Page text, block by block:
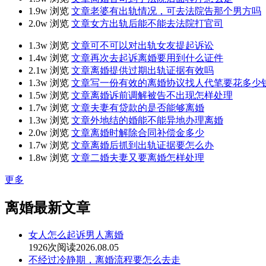
1.9w 浏览 文章老婆有出轨情况，可去法院告那个男方吗
2.0w 浏览 文章女方出轨后能不能去法院打官司
1.3w 浏览 文章可不可以对出轨女友提起诉讼
1.4w 浏览 文章再次去起诉离婚要用到什么证件
2.1w 浏览 文章离婚提供过期出轨证据有效吗
1.3w 浏览 文章写一份有效的离婚协议找人代笔要花多少
1.5w 浏览 文章离婚诉前调解被告不出现怎样处理
1.7w 浏览 文章夫妻有贷款的是否能够离婚
1.3w 浏览 文章外地结的婚能不能异地办理离婚
2.0w 浏览 文章离婚时解除合同补偿金多少
1.7w 浏览 文章离婚后抓到出轨证据要怎么办
1.8w 浏览 文章二婚夫妻又要离婚怎样处理
更多
离婚最新文章
女人怎么起诉男人离婚
1926次阅读2026.08.05
不经过冷静期，离婚流程要怎么去走